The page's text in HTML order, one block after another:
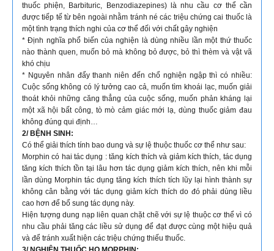
thuốc phiện, Barbituric, Benzodiazepines) là nhu cầu cơ thể cần
được tiếp tế từ bên ngoài nhằm tránh né các triệu chứng cai thuốc là
một tình trạng thích nghi của cơ thể đối với chất gây nghiện
* Định nghĩa phổ biến của nghiện là dùng nhiều lần một thứ thuốc
nào thành quen, muốn bỏ mà không bỏ được, bỏ thì thèm và vật vã
khó chịu
* Nguyên nhân đẩy thanh niên đến chổ nghiện ngập thì có nhiều:
Cuộc sống không có lý tưởng cao cả, muốn tìm khoái lạc, muốn giải
thoát khỏi những căng thẳng của cuộc sống, muốn phản kháng lại
một xã hội bất công, tò mò cảm giác mới lạ, dùng thuốc giảm đau
không đúng qui định…
2/ BỆNH SINH:
Có thể giải thích tính bao dung và sự lệ thuộc thuốc cơ thể như sau:
Morphin có hai tác dụng : tăng kích thích và giảm kích thích, tác dụng
tăng kích thích tồn tại lâu hơn tác dụng giảm kích thích, nên khi mỗi
lần dùng Morphin tác dụng tăng kích thích tích lũy lại hình thành sự
không cân bằng với tác dụng giảm kích thích do đó phải dùng liều
cao hơn để bổ sung tác dụng này.
Hiện tượng dung nạp liên quan chặt chẽ với sự lệ thuộc cơ thể vì có
nhu cầu phải tăng các liều sử dụng để đạt được cùng một hiệu quả
và để tránh xuất hiện các triệu chứng thiếu thuốc.